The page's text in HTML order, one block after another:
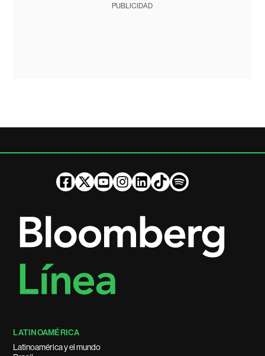
PUBLICIDAD
LATINOAMÉRICA
Latinoamérica y el mundo